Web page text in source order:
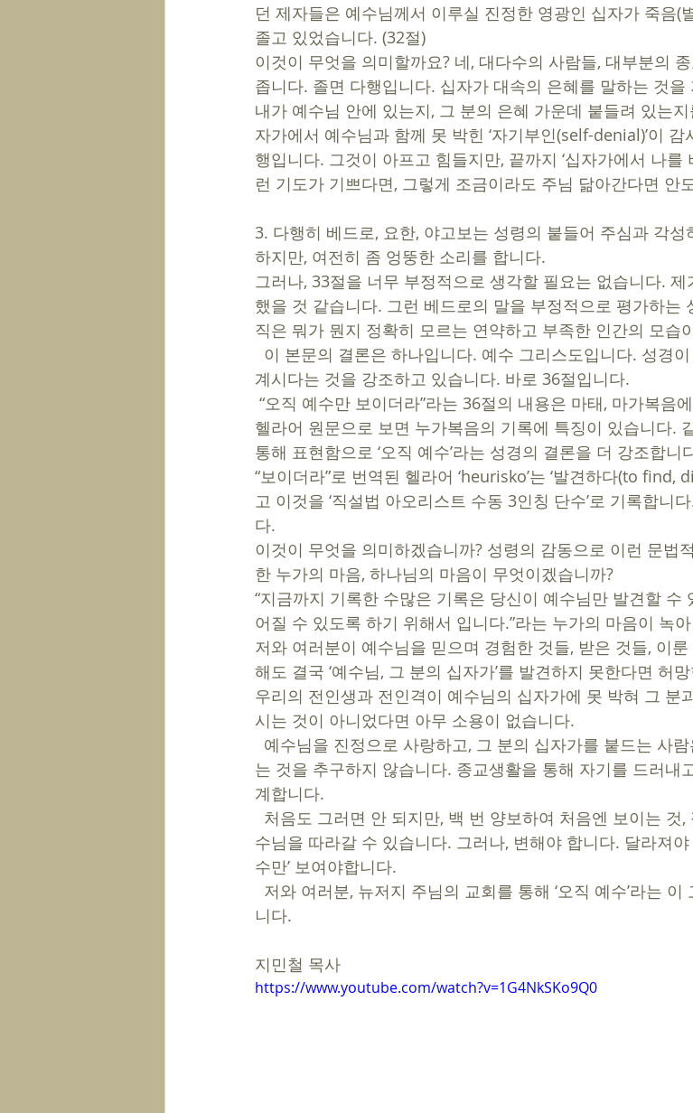
던 제자들은 예수님께서 이루실 진정한 영광인 십자가 죽음(
졸고 있었습니다. (32절)
이것이 무엇을 의미할까요? 네, 대다수의 사람들, 대부분의
좁니다. 졸면 다행입니다. 십자가 대속의 은혜를 말하는 것을
내가 예수님 안에 있는지, 그 분의 은혜 가운데 붙들려 있는
자가에서 예수님과 함께 못 박힌 ‘자기부인(self-denial)’이
행입니다. 그것이 아프고 힘들지만, 끝까지 ‘십자가에서 나를
런 기도가 기쁘다면, 그렇게 조금이라도 주님 닮아간다면 안
3. 다행히 베드로, 요한, 야고보는 성령의 붙들어 주심과 각
하지만, 여전히 좀 엉뚱한 소리를 합니다.
그러나, 33절을 너무 부정적으로 생각할 필요는 없습니다.
했을 것 같습니다. 그런 베드로의 말을 부정적으로 평가하는
직은 뭐가 뭔지 정확히 모르는 연약하고 부족한 인간의 모습
계시다는 것을 강조하고 있습니다. 바로 36절입니다.
헬라어 원문으로 보면 누가복음의 기록에 특징이 있습니다.
통해 표현함으로 ‘오직 예수’라는 성경의 결론을 더 강조합니
“보이더라”로 번역된 헬라어 ‘heurisko’는 ‘발견하다(to find,
고 이것을 ‘직설법 아오리스트 수동 3인칭 단수’로 기록합니
다.
이것이 무엇을 의미하겠습니까? 성령의 감동으로 이런 문법
한 누가의 마음, 하나님의 마음이 무엇이겠습니까?
“지금까지 기록한 수많은 기록은 당신이 예수님만 발견할 수
어질 수 있도록 하기 위해서 입니다.”라는 누가의 마음이 녹
저와 여러분이 예수님을 믿으며 경험한 것들, 받은 것들, 이
해도 결국 ‘예수님, 그 분의 십자가’를 발견하지 못한다면 허
우리의 전인생과 전인격이 예수님의 십자가에 못 박혀 그 분
시는 것이 아니었다면 아무 소용이 없습니다.
는 것을 추구하지 않습니다. 종교생활을 통해 자기를 드러내
계합니다.
수님을 따라갈 수 있습니다. 그러나, 변해야 합니다. 달라져
수만’ 보여야합니다.
니다.
지민철 목사
https://www.youtube.com/watch?v=1G4NkSKo9Q0